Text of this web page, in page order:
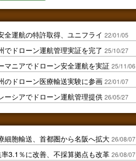
全運航の特許取得、ユニフライ 22/01/05
でドローン運航管理実証を完了 25/10/27
マニアでドローン安全運航を実証 25/11/06
のドローン医療輸送実験に参画 22/01/07
ーシアでドローン運航管理提供 26/05/27
細胞輸送、首都圏から名阪へ拡大 26/08/07
3.1％に改善、不採算拠点も改革 26/08/07